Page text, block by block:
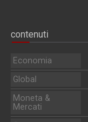
contenuti
Economia
Global
Moneta &
Mercati